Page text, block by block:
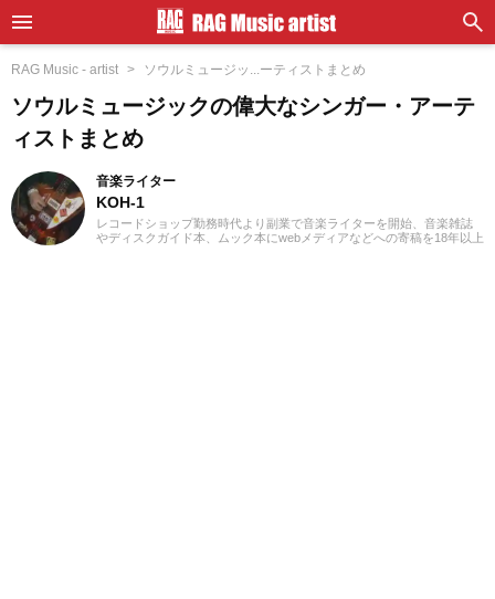
RAG Music - artist ソウルミュージッ...ーティストまとめ
ソウルミュージックの偉大なシンガー・アーテ
ィストまとめ
音楽ライター
KOH-1
レコードショップ勤務時代より副業で音楽ライターを開始、音楽雑誌
やディスクガイド本、ムック本にwebメディアなどへの寄稿を18年以上